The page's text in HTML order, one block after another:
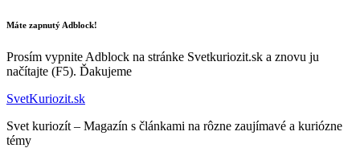
Máte zapnutý Adblock!
Prosím vypnite Adblock na stránke Svetkuriozit.sk a znovu ju
načítajte (F5). Ďakujeme
SvetKuriozit.sk
Svet kuriozít – Magazín s článkami na rôzne zaujímavé a kuriózne
témy